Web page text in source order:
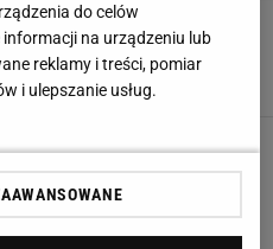
kibice zatrzymani przez
z Danią
1 WRZEŚNIA 2017, 18:34
- Rumunia 3:1. Drzwi na
szeroko otwarte. Hat-trick
10 CZERWCA 2017, 22:47
do celów
na urządzeniu lub
reklamy i treści, pomiar
i ulepszanie usług.